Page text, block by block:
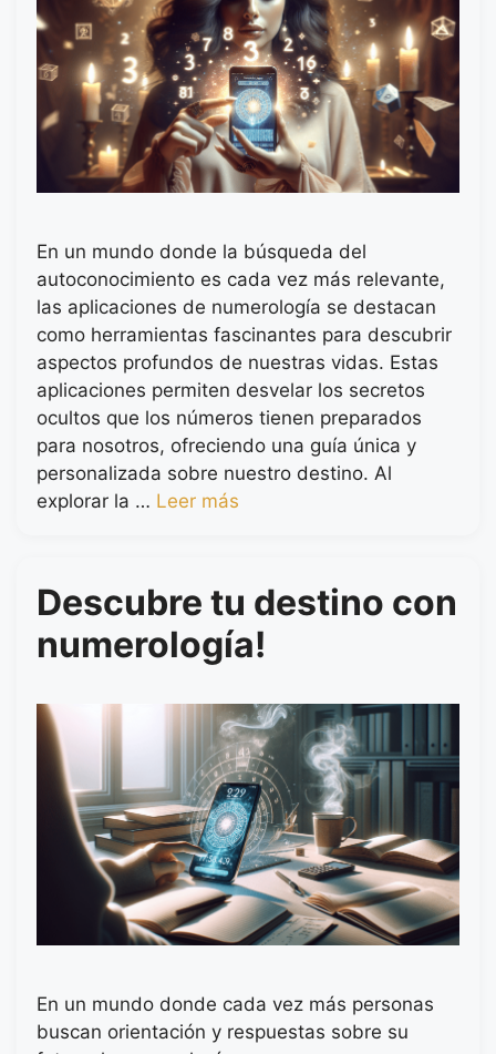
En un mundo donde la búsqueda del
autoconocimiento es cada vez más relevante,
las aplicaciones de numerología se destacan
como herramientas fascinantes para descubrir
aspectos profundos de nuestras vidas. Estas
aplicaciones permiten desvelar los secretos
ocultos que los números tienen preparados
para nosotros, ofreciendo una guía única y
personalizada sobre nuestro destino. Al
explorar la … Leer más
Descubre tu destino con
numerología!
En un mundo donde cada vez más personas
buscan orientación y respuestas sobre su